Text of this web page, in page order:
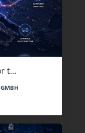
t…